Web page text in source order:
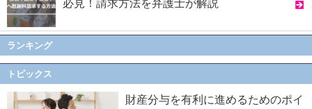
必見！請求方法を弁護士が解説
ランキング
トピックス
財産分与を有利に進めるためのポイ